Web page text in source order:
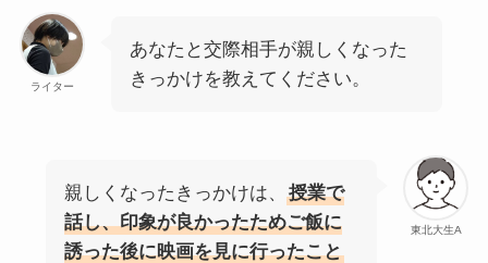
ライター
あなたと交際相手が親しくなった
きっかけを教えてください。
東北大生A
親しくなったきっかけは、
授業で
話し、印象が良かったためご飯に
誘った後に映画を見に行ったこと